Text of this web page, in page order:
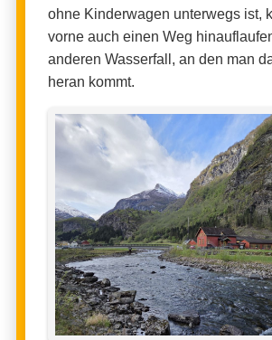
ohne Kinderwagen unterwegs ist,
vorne auch einen Weg
anderen Wasserfall, an den man
heran kommt.